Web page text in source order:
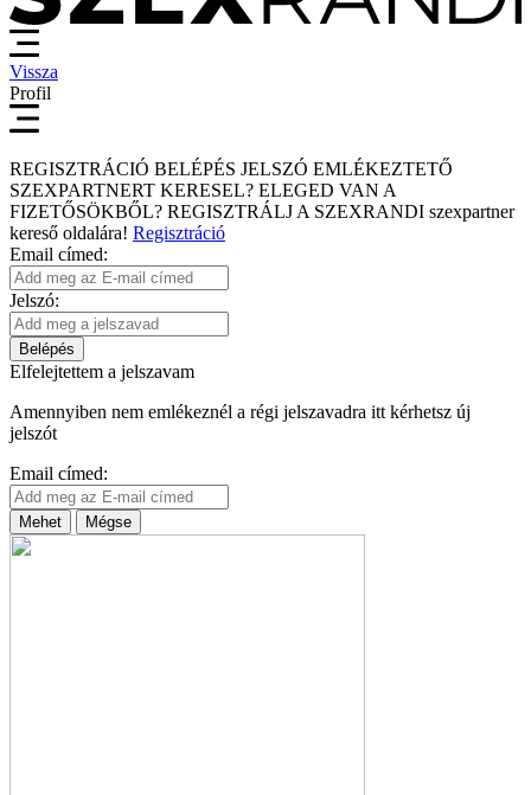
Vissza
Profil
REGISZTRÁCIÓ BELÉPÉS JELSZÓ EMLÉKEZTETŐ
SZEXPARTNERT KERESEL? ELEGED VAN A
FIZETŐSÖKBŐL? REGISZTRÁLJ A SZEXRANDI szexpartner
kereső oldalára! Regisztráció
Email címed:
Jelszó:
Belépés
Elfelejtettem a jelszavam
Amennyiben nem emlékeznél a régi jelszavadra itt kérhetsz új
jelszót
Email címed:
Mehet Mégse